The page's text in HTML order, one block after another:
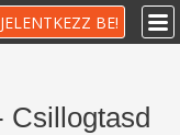
BE!
Csillogtasd